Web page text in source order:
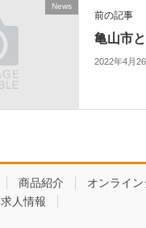
News
前の記事
亀山市
2022年4月
商品紹介 オンライ
求人情報